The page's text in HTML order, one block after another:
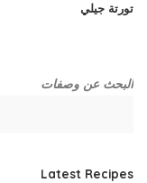
تورتة جيلي
البحث عن وصفات
Latest Recipes